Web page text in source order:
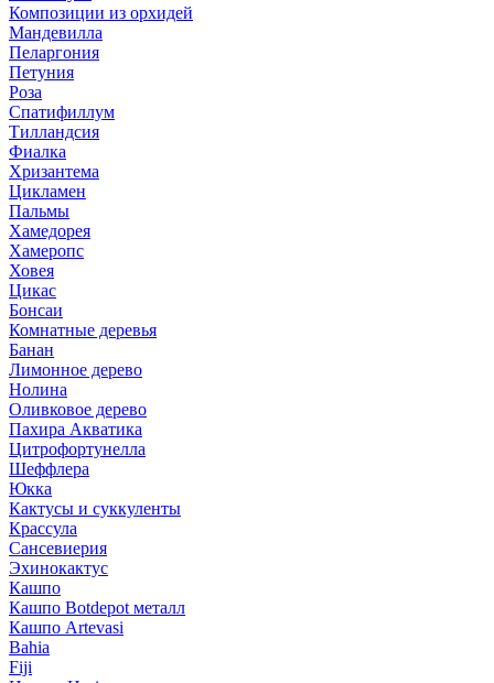
Композиции из орхидей
Мандевилла
Пеларгония
Петуния
Роза
Спатифиллум
Тилландсия
Фиалка
Хризантема
Цикламен
Пальмы
Хамедорея
Хамеропс
Ховея
Цикас
Бонсаи
Комнатные деревья
Банан
Лимонное дерево
Нолина
Оливковое дерево
Пахира Акватика
Цитрофортунелла
Шеффлера
Юкка
Кактусы и суккуленты
Крассула
Сансевиерия
Эхинокактус
Кашпо
Кашпо Botdepot металл
Кашпо Artevasi
Bahia
Fiji